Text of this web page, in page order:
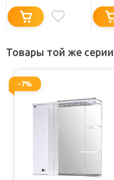
Товары той же серии
-7%